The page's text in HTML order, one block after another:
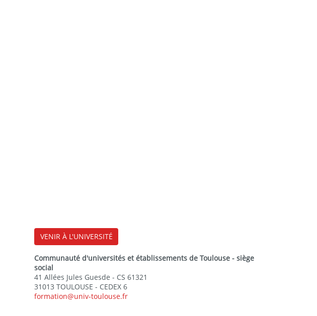
VENIR À L'UNIVERSITÉ
Communauté d'universités et établissements de Toulouse - siège
social
41 Allées Jules Guesde - CS 61321
31013 TOULOUSE - CEDEX 6
formation@univ-toulouse.fr